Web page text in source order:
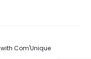
with Com'Unique